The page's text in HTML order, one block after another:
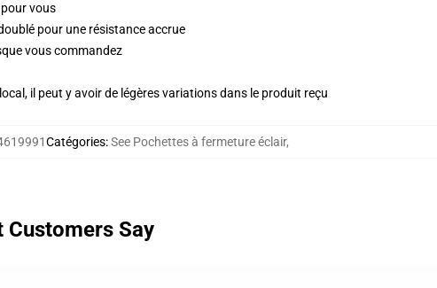
vous
pour une résistance accrue
vous commandez
il peut y avoir de légères variations dans le produit reçu
Catégories:See Pochettes à fermeture éclair,
Customers Say